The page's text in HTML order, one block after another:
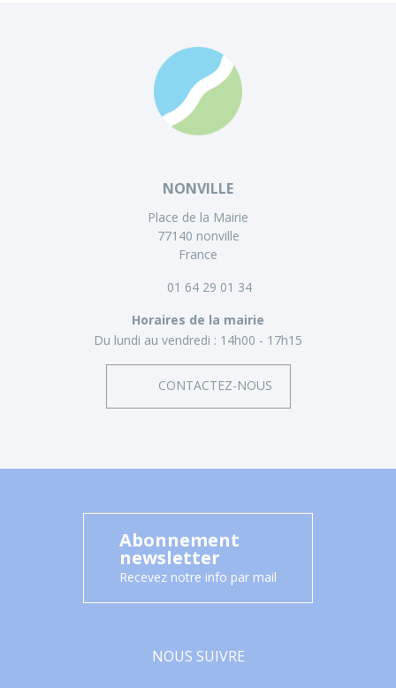
NONVILLE
Place de la Mairie
77140 nonville
France
01 64 29 01 34
Horaires de la mairie
Du lundi au vendredi : 14h00 - 17h15
CONTACTEZ-NOUS
Abonnement
newsletter
Recevez notre info par mail
NOUS SUIVRE